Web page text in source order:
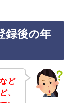
録後の年
ど
、